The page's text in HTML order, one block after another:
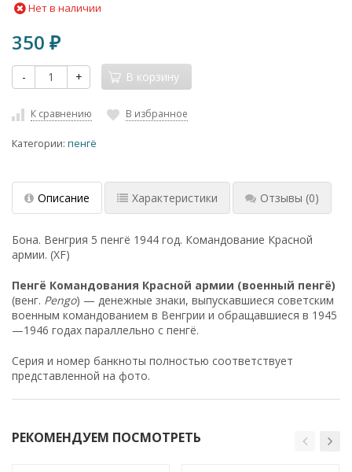
Нет в наличии
350 ₽
- + В корзину
К сравнению В избранное
Категории: пенгё
Описание Характеристики Отзывы (0)
Бона. Венгрия 5 пенгё 1944 год. Командование Красной
армии. (XF)
Пенгё Командования Красной армии (военный пенгё)
(венг. Pengo) — денежные знаки, выпускавшиеся советским
военным командованием в Венгрии и обращавшиеся в 1945
—1946 годах параллельно с пенгё.
Серия и номер банкноты полностью соответствует
представленной на фото.
РЕКОМЕНДУЕМ ПОСМОТРЕТЬ